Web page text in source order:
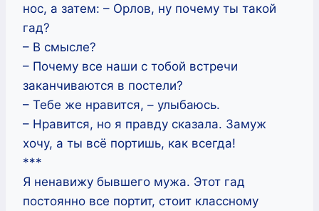
нос, а затем: – Орлов, ну почему ты такой
гад?
– В смысле?
– Почему все наши с тобой встречи
заканчиваются в постели?
– Тебе же нравится, – улыбаюсь.
– Нравится, но я правду сказала. Замуж
хочу, а ты всё портишь, как всегда!
***
Я ненавижу бывшего мужа. Этот гад
постоянно все портит, стоит классному